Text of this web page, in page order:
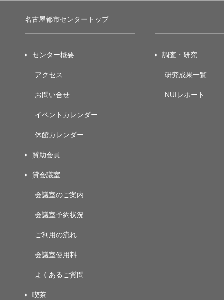
名古屋都市センタートップ
センター概要
アクセス
お問い合せ
イベントカレンダー
休館カレンダー
賛助会員
貸会議室
会議室のご案内
会議室予約状況
ご利用の流れ
会議室使用料
よくあるご質問
喫茶
調査・研究
研究成果一覧
NUIレポート